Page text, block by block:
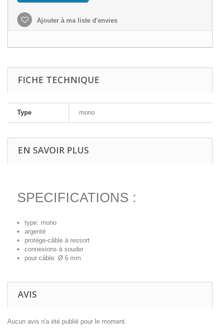
Ajouter à ma liste d'envies
FICHE TECHNIQUE
Type mono
EN SAVOIR PLUS
SPECIFICATIONS :
type: mono
argenté
protège-câble à ressort
connexions à souder
pour câble: Ø 6 mm
AVIS
Aucun avis n'a été publié pour le moment.